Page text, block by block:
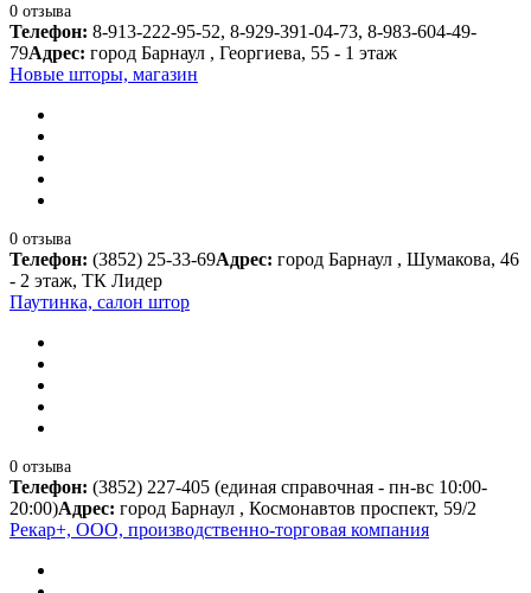
0 отзыва
Телефон: 8-913-222-95-52, 8-929-391-04-73, 8-983-604-49-
79Адрес: город Барнаул , Георгиева, 55 - 1 этаж
Новые шторы, магазин
0 отзыва
Телефон: (3852) 25-33-69Адрес: город Барнаул , Шумакова, 46
- 2 этаж, ТК Лидер
Паутинка, салон штор
0 отзыва
Телефон: (3852) 227-405 (единая справочная - пн-вс 10:00-
20:00)Адрес: город Барнаул , Космонавтов проспект, 59/2
Рекар+, ООО, производственно-торговая компания